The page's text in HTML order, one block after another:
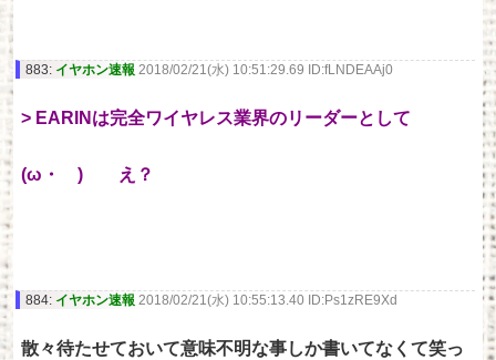
883: イヤホン速報 2018/02/21(水) 10:51:29.69 ID:fLNDEAAj0
> EARINは完全ワイヤレス業界のリーダーとして
(ω・ )ゝ え？
884: イヤホン速報 2018/02/21(水) 10:55:13.40 ID:Ps1zRE9Xd
散々待たせておいて意味不明な事しか書いてなくて笑っ